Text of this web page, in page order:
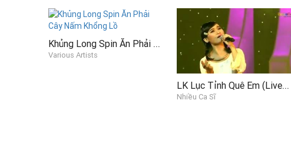
Khủng Long Spin Ăn Phải Cây Nấm Khổng Lồ
Various Artists
LK Lục Tỉnh Quê Em (Liveshow Tự Tình Quê Hương 3)
Nhiều Ca Sĩ